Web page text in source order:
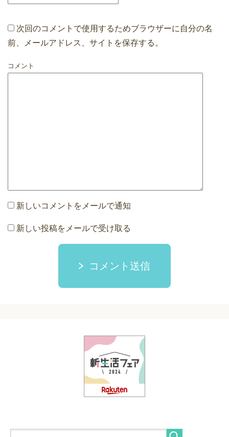
次回のコメントで使用するためブラウザーに自分の名
前、メールアドレス、サイトを保存する。
コメント
新しいコメントをメールで通知
新しい投稿をメールで受け取る
コメント送信